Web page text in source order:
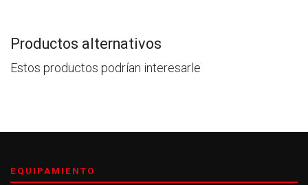
Productos alternativos
Estos productos podrían interesarle
EQUIPAMIENTO